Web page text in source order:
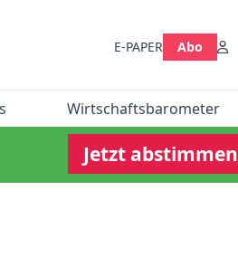
E-PAPER Abo
Wirtschaftsbarometer
Jetzt abstimmen